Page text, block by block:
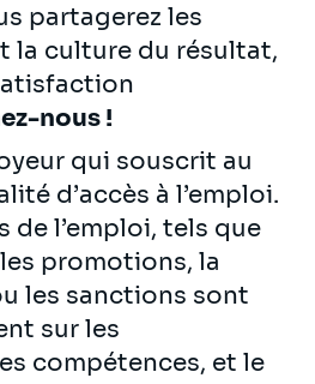
partagerez les
la culture du résultat,
nous !
qui souscrit au
d’accès à l’emploi.
de l’emploi, tels que
promotions, la
les sanctions sont
sur les
compétences, et le